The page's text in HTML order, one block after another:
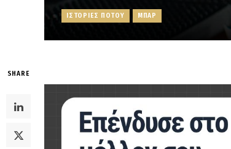
ΙΣΤΟΡΙΕΣ ΠΟΤΟΥ ΜΠΑΡ
SHARE